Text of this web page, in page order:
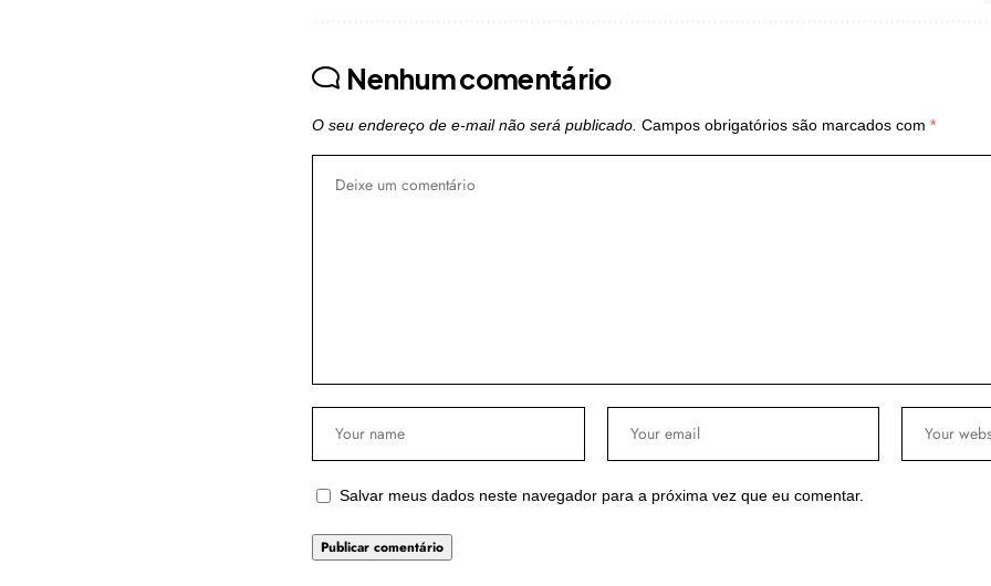
Nenhum comentário
O seu endereço de e-mail não será publicado. Campos obrigatórios são marcados com *
Salvar meus dados neste navegador para a próxima vez que eu comentar.